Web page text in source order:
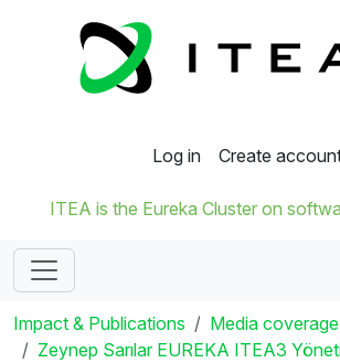
Log in Create
ITEA is the Eureka Cluster on
Impact & Publications
Media coverage
Zeynep Sarılar EUREKA ITEA3